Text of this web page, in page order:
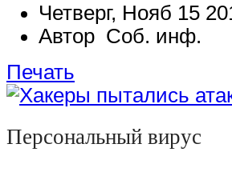
Четверг, Нояб 15
Автор Соб. инф.
Печать
Персональный вирус